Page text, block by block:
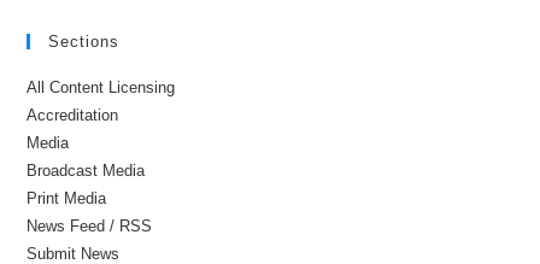
Sections
All Content Licensing
Accreditation
Media
Broadcast Media
Print Media
News Feed / RSS
Submit News